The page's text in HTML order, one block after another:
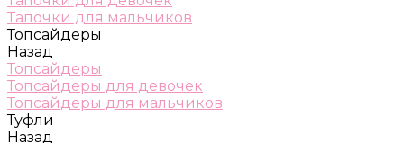
Тапочки для мальчиков
Топсайдеры
Назад
Топсайдеры
Топсайдеры для девочек
Топсайдеры для мальчиков
Туфли
Назад